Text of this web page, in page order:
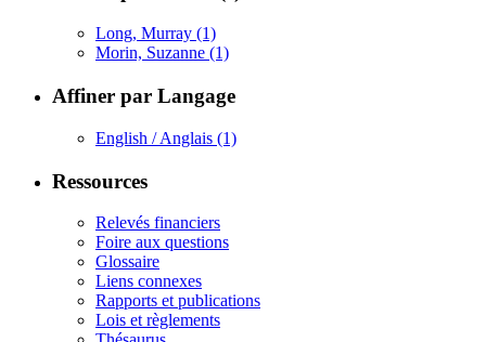
Long, Murray (1)
Morin, Suzanne (1)
Affiner par Langage
English / Anglais (1)
Ressources
Relevés financiers
Foire aux questions
Glossaire
Liens connexes
Rapports et publications
Lois et règlements